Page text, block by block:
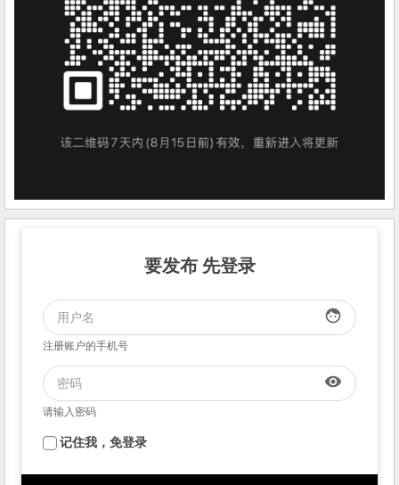
要发布 先登录
face
注册账户的手机号
visibility
请输入密码
记住我，免登录